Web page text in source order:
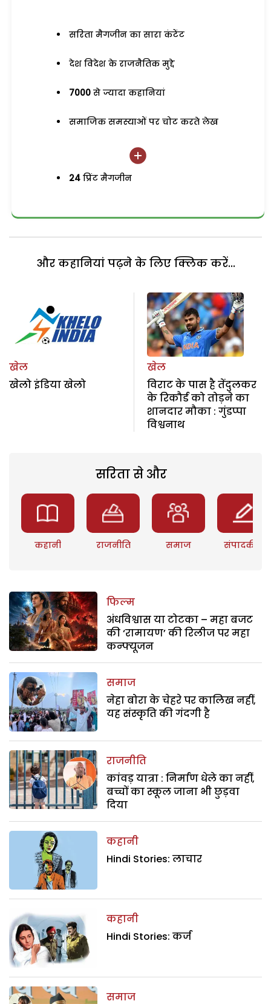
सरिता मैगजीन का सारा कंटेंट
देश विदेश के राजनैतिक मुद्दे
7000 से ज्यादा कहानियां
समाजिक समस्याओं पर चोट करते लेख
24 प्रिंट मैगजीन
और कहानियां पढ़ने के लिए क्लिक करें...
खेल
खेलो इंडिया खेलो
खेल
विराट के पास है तेंदुलकर
के रिकौर्ड को तोड़ने का
शानदार मौका : गुंडप्पा
विश्वनाथ
सरिता से और
कहानी राजनीति समाज संपादकीय
फिल्म
अंधविश्वास या टोटका – महा बजट
की ‘रामायण’ की रिलीज पर महा
कन्फ्यूजन
समाज
नेहा बोरा के चेहरे पर कालिख नहीं,
यह संस्कृति की गंदगी है
राजनीति
कांवड़ यात्रा : निर्माण धेले का नहीं,
बच्चों का स्कूल जाना भी छुड़वा
दिया
कहानी
Hindi Stories: लाचार
कहानी
Hindi Stories: कर्ज
समाज